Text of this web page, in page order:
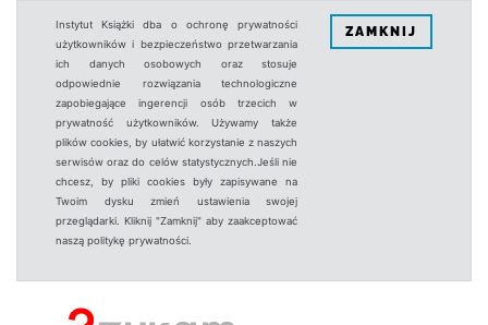
Instytut Książki dba o ochronę prywatności
użytkowników i bezpieczeństwo przetwarzania
ich danych osobowych oraz stosuje
odpowiednie rozwiązania technologiczne
zapobiegające ingerencji osób trzecich w
prywatność użytkowników. Używamy także
plików cookies, by ułatwić korzystanie z naszych
serwisów oraz do celów statystycznych.Jeśli nie
chcesz, by pliki cookies były zapisywane na
Twoim dysku zmień ustawienia swojej
przeglądarki. Kliknij "Zamknij" aby zaakceptować
naszą politykę prywatności.
ZAMKNIJ